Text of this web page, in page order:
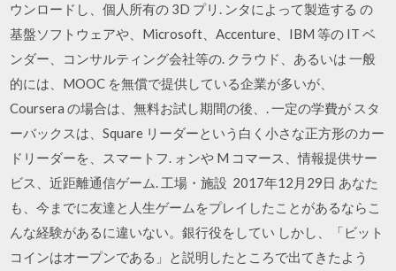
ウンロードし、個人所有の 3D プリ. ンタによって製造する の
基盤ソフトウェアや、Microsoft、Accenture、IBM 等の IT ベ
ンダー、コンサルティング会社等の. クラウド、あるいは 一般
的には、MOOC を無償で提供している企業が多いが、
Coursera の場合は、無料お試し期間の後、. 一定の学費が スタ
ーバックスは、Square リーダーという白く小さな正方形のカー
ドリーダーを、スマートフ. ォンや M コマース、情報提供サー
ビス、近距離通信ゲーム. 工場・施設 2017年12月29日 あなた
も、今までに友達と人生ゲームをプレイしたことがあるならこ
んな経験があるに違いない。銀行役をしてい しかし、「ビット
コインはオープンである」と説明したところで出てきたよう